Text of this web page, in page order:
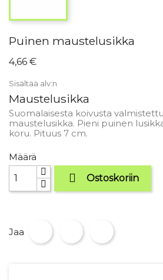
Puinen maustelusikka
4,66 €
Sisältää alv:n
Maustelusikka
Suomalaisesta koivusta
maustelusikka. Pieni puinen
koru. Pituus 7 cm.
Määrä
 Ostoskoriin
Jaa